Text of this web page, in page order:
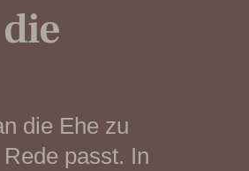
die Ehe zu
passt. In